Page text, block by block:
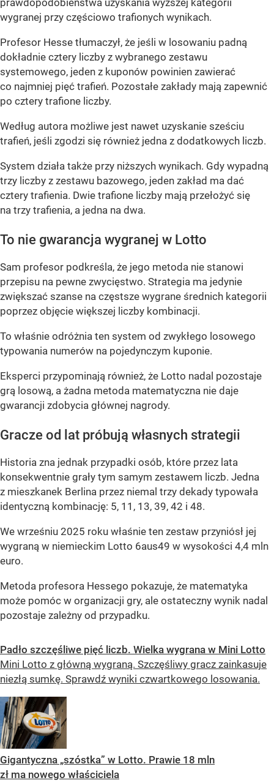
wygranej przy częściowo trafionych wynikach.
Profesor Hesse tłumaczył, że jeśli w losowaniu padną
dokładnie cztery liczby z wybranego zestawu
systemowego, jeden z kuponów powinien zawierać
co najmniej pięć trafień. Pozostałe zakłady mają zapewnić
po cztery trafione liczby.
Według autora możliwe jest nawet uzyskanie sześciu
trafień, jeśli zgodzi się również jedna z dodatkowych liczb.
System działa także przy niższych wynikach. Gdy wypadną
trzy liczby z zestawu bazowego, jeden zakład ma dać
cztery trafienia. Dwie trafione liczby mają przełożyć się
na trzy trafienia, a jedna na dwa.
To nie gwarancja wygranej w Lotto
Sam profesor podkreśla, że jego metoda nie stanowi
przepisu na pewne zwycięstwo. Strategia ma jedynie
zwiększać szanse na częstsze wygrane średnich kategorii
poprzez objęcie większej liczby kombinacji.
To właśnie odróżnia ten system od zwykłego losowego
typowania numerów na pojedynczym kuponie.
Eksperci przypominają również, że Lotto nadal pozostaje
grą losową, a żadna metoda matematyczna nie daje
gwarancji zdobycia głównej nagrody.
Gracze od lat próbują własnych strategii
Historia zna jednak przypadki osób, które przez lata
konsekwentnie grały tym samym zestawem liczb. Jedna
z mieszkanek Berlina przez niemal trzy dekady typowała
identyczną kombinację: 5, 11, 13, 39, 42 i 48.
We wrześniu 2025 roku właśnie ten zestaw przyniósł jej
wygraną w niemieckim Lotto 6aus49 w wysokości 4,4 mln
euro.
Metoda profesora Hessego pokazuje, że matematyka
może pomóc w organizacji gry, ale ostateczny wynik nadal
pozostaje zależny od przypadku.
Padło szczęśliwe pięć liczb. Wielka wygrana w Mini Lotto
Mini Lotto z główną wygraną. Szczęśliwy gracz zainkasuje
niezłą sumkę. Sprawdź wyniki czwartkowego losowania.
Gigantyczna „szóstka” w Lotto. Prawie 18 mln
zł ma nowego właściciela